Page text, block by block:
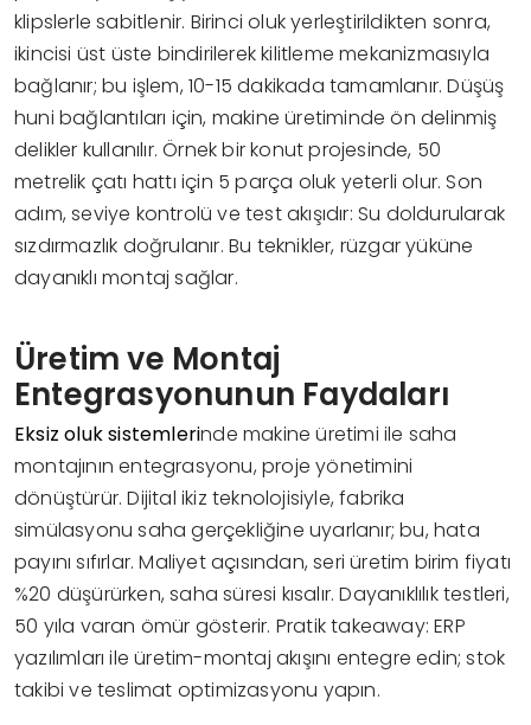
klipslerle sabitlenir. Birinci oluk yerleştirildikten sonra,
ikincisi üst üste bindirilerek kilitleme mekanizmasıyla
bağlanır; bu işlem, 10-15 dakikada tamamlanır. Düşüş
huni bağlantıları için, makine üretiminde ön delinmiş
delikler kullanılır. Örnek bir konut projesinde, 50
metrelik çatı hattı için 5 parça oluk yeterli olur. Son
adım, seviye kontrolü ve test akışıdır: Su doldurularak
sızdırmazlık doğrulanır. Bu teknikler, rüzgar yüküne
dayanıklı montaj sağlar.
Üretim ve Montaj
Entegrasyonunun Faydaları
Eksiz oluk sistemlerinde makine üretimi ile saha
montajının entegrasyonu, proje yönetimini
dönüştürür. Dijital ikiz teknolojisiyle, fabrika
simülasyonu saha gerçekliğine uyarlanır; bu, hata
payını sıfırlar. Maliyet açısından, seri üretim birim fiyatı
%20 düşürürken, saha süresi kısalır. Dayanıklılık testleri,
50 yıla varan ömür gösterir. Pratik takeaway: ERP
yazılımları ile üretim-montaj akışını entegre edin; stok
takibi ve teslimat optimizasyonu yapın.